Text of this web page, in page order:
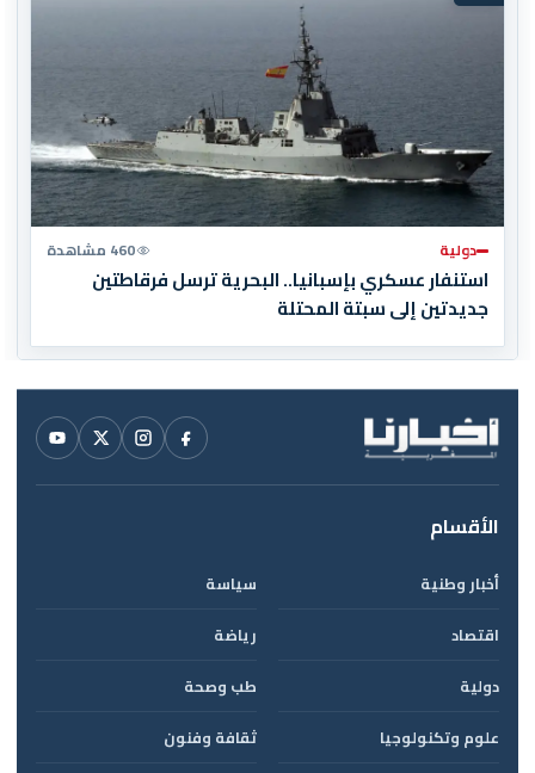
دولية 460 مشاهدة
استنفار عسكري بإسبانيا.. البحرية ترسل فرقاطتين
جديدتين إلى سبتة المحتلة
الأقسام
أخبار وطنية
سياسة
اقتصاد
رياضة
دولية
طب وصحة
علوم وتكنولوجيا
ثقافة وفنون